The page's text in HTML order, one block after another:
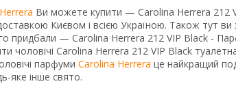
Ви можете купити — Carolina Herrera 212
Києвом і всією Україною. Також тут ви
придбали — Carolina Herrera 212 VIP Black -
чоловічі Carolina Herrera 212 VIP Black
парфуми Carolina Herrera це найкращий
яке інше свято.